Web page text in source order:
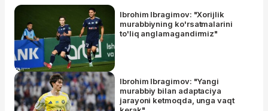
Ibrohim Ibragimov: "Xorijlik
murabbiyning ko'rsatmalarini
to'liq anglamagandirmiz"
Ibrohim Ibragimov: "Yangi
murabbiy bilan adaptaciya
jarayoni ketmoqda, unga vaqt